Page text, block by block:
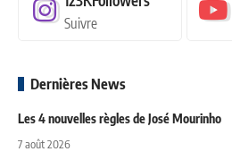
Suivre
Dernières News
Les 4 nouvelles règles de José Mourinho
7 août 2026